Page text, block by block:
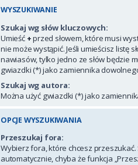
WYSZUKIWANIE
Szukaj wg słów kluczowych:
Umieść +przed słowem, które musi
nie może wystąpić. Jeśli umieścisz listę
nawiasów, tylko jedno ze słów będzie
gwiazdki (*) jako zamiennika
Szukaj wg autora:
Można użyć gwiazdki (*) jako
OPCJE WYSZUKIWANIA
Przeszukaj fora:
Wybierz fora, które chcesz
automatycznie, chyba że funkcja